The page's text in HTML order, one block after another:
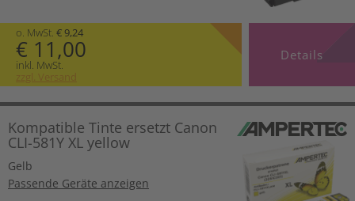
o. MwSt. € 9,24
€ 11,00
inkl. MwSt.
zzgl. Versand
Details
Kompatible Tinte ersetzt Canon
CLI-581Y XL yellow
Gelb
Passende Geräte anzeigen